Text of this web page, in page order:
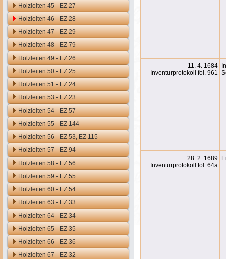
Holzleiten 45 - EZ 27
Holzleiten 46 - EZ 28
Holzleiten 47 - EZ 29
Holzleiten 48 - EZ 79
Holzleiten 49 - EZ 26
Holzleiten 50 - EZ 25
Holzleiten 51 - EZ 24
Holzleiten 53 - EZ 23
Holzleiten 54 - EZ 57
Holzleiten 55 - EZ 144
Holzleiten 56 - EZ 53, EZ 115
Holzleiten 57 - EZ 94
Holzleiten 58 - EZ 56
Holzleiten 59 - EZ 55
Holzleiten 60 - EZ 54
Holzleiten 63 - EZ 33
Holzleiten 64 - EZ 34
Holzleiten 65 - EZ 35
Holzleiten 66 - EZ 36
Holzleiten 67 - EZ 32
11. 4. 1684
Inventurprotokoll fol. 961
28. 2. 1689
Inventurprotokoll fol. 64a